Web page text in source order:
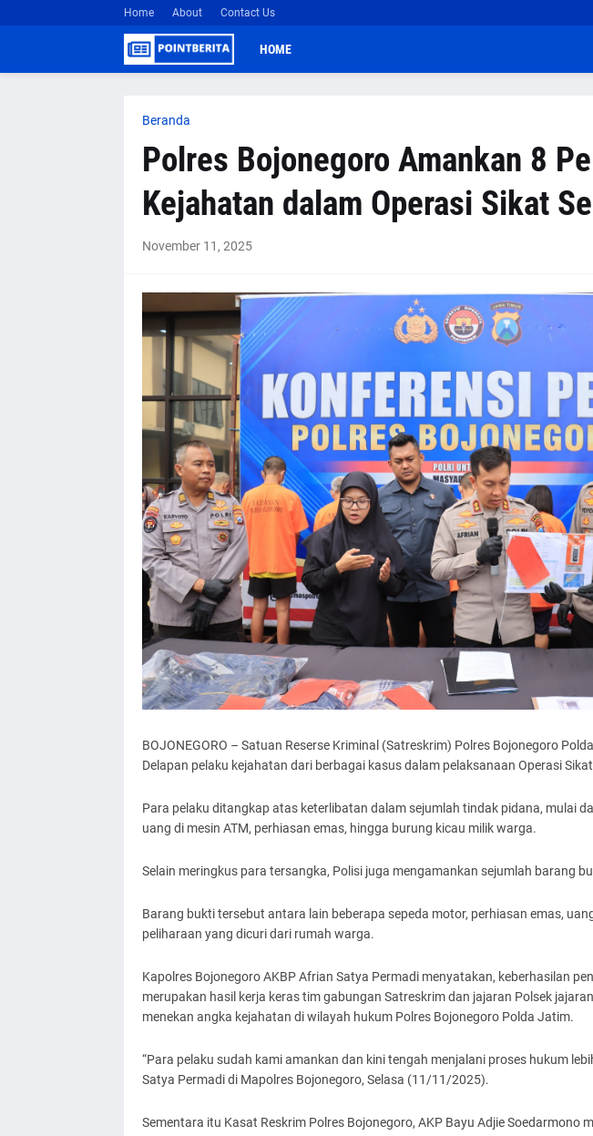
Home About Contact Us
HOME
Beranda
Polres Bojonegoro Amankan 8
Kejahatan dalam Operasi Sikat
November 11, 2025
BOJONEGORO – Satuan Reserse Kriminal (Satreskrim) Polres Bojonegoro
Delapan pelaku kejahatan dari berbagai kasus dalam pelaksanaan Operasi
Para pelaku ditangkap atas keterlibatan dalam sejumlah tindak pidana, mulai
uang di mesin ATM, perhiasan emas, hingga burung kicau milik warga.
Selain meringkus para tersangka, Polisi juga mengamankan sejumlah barang
Barang bukti tersebut antara lain beberapa sepeda motor, perhiasan emas,
peliharaan yang dicuri dari rumah warga.
Kapolres Bojonegoro AKBP Afrian Satya Permadi menyatakan, keberhasilan
merupakan hasil kerja keras tim gabungan Satreskrim dan jajaran Polsek
menekan angka kejahatan di wilayah hukum Polres Bojonegoro Polda Jatim.
“Para pelaku sudah kami amankan dan kini tengah menjalani proses hukum
Satya Permadi di Mapolres Bojonegoro, Selasa (11/11/2025).
Sementara itu Kasat Reskrim Polres Bojonegoro, AKP Bayu Adjie Soedarmono